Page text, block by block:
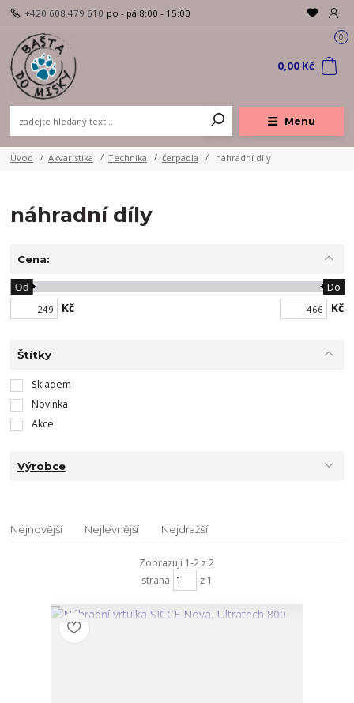
Menu
+420 608 479 610 po - pá 8:00 - 15:00
0
0,00 Kč
Úvod Akvaristika Technika čerpadla náhradní díly
náhradní díly
Cena:
Kč
Od Do
Kč
Štítky
Skladem
Novinka
Akce
Výrobce
Nejnovější Nejlevnější Nejdražší
Zobrazuji 1-2 z 2
strana
z 1